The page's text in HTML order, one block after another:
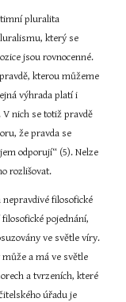
pluralita
který se
jsou rovnocenné.
kterou můžeme
výhrada platí i
nich se totiž pravdě
že pravda se
odporují“ (5). Nelze
rozlišovat.
nepravdivé filosofické
pojednání,
ve světle víry.
a má ve světle
a tvrzeních, které
úřadu je